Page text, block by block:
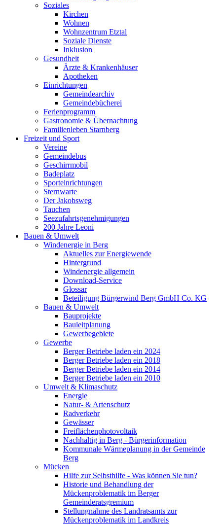
Soziales
Kirchen
Wohnen
Wohnzentrum Etztal
Soziale Dienste
Inklusion
Gesundheit
Ärzte & Krankenhäuser
Apotheken
Einrichtungen
Gemeindearchiv
Gemeindebücherei
Ferienprogramm
Gastronomie & Übernachtung
Familienleben Starnberg
Freizeit und Sport
Vereine
Gemeindebus
Geschirrmobil
Badeplatz
Sporteinrichtungen
Sternwarte
Der Jakobsweg
Tauchen
Seezufahrtsgenehmigungen
200 Jahre Leoni
Bauen & Umwelt
Windenergie in Berg
Aktuelles zur Energiewende
Hintergrund
Windenergie allgemein
Download-Service
Glossar
Beteiligung Bürgerwind Berg GmbH Co. KG
Bauen & Umwelt
Bauprojekte
Bauleitplanung
Gewerbegebiete
Gewerbe
Berger Betriebe laden ein 2024
Berger Betriebe laden ein 2018
Berger Betriebe laden ein 2014
Berger Betriebe laden ein 2010
Umwelt & Klimaschutz
Energie
Natur- & Artenschutz
Radverkehr
Gewässer
Freiflächenphotovoltaik
Nachhaltig in Berg - Bürgerinformation
Kommunale Wärmeplanung in der Gemeinde
Berg
Mücken
Hilfe zur Selbsthilfe - Was können Sie tun?
Historie und Behandlung der
Mückenproblematik im Berger
Gemeinderatsgremium
Stellungnahme des Landratsamts zur
Mückenproblematik im Landkreis